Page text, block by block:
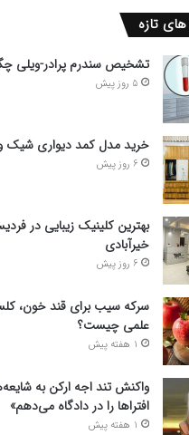
تازه
تشخیص سندرم پرادر-ویلی
5 روز پیش
خرید مدل کمد دیواری شیک و
6 روز پیش
بهترین کلینیک زیبایی در
خیرآبادی
6 روز پیش
سرکه سیب برای قند خون،
علمی چیست؟
1 هفته پیش
واکنش تند اجه ارکن به
افتراها را در دادگاه می‌دهم»
1 هفته پیش